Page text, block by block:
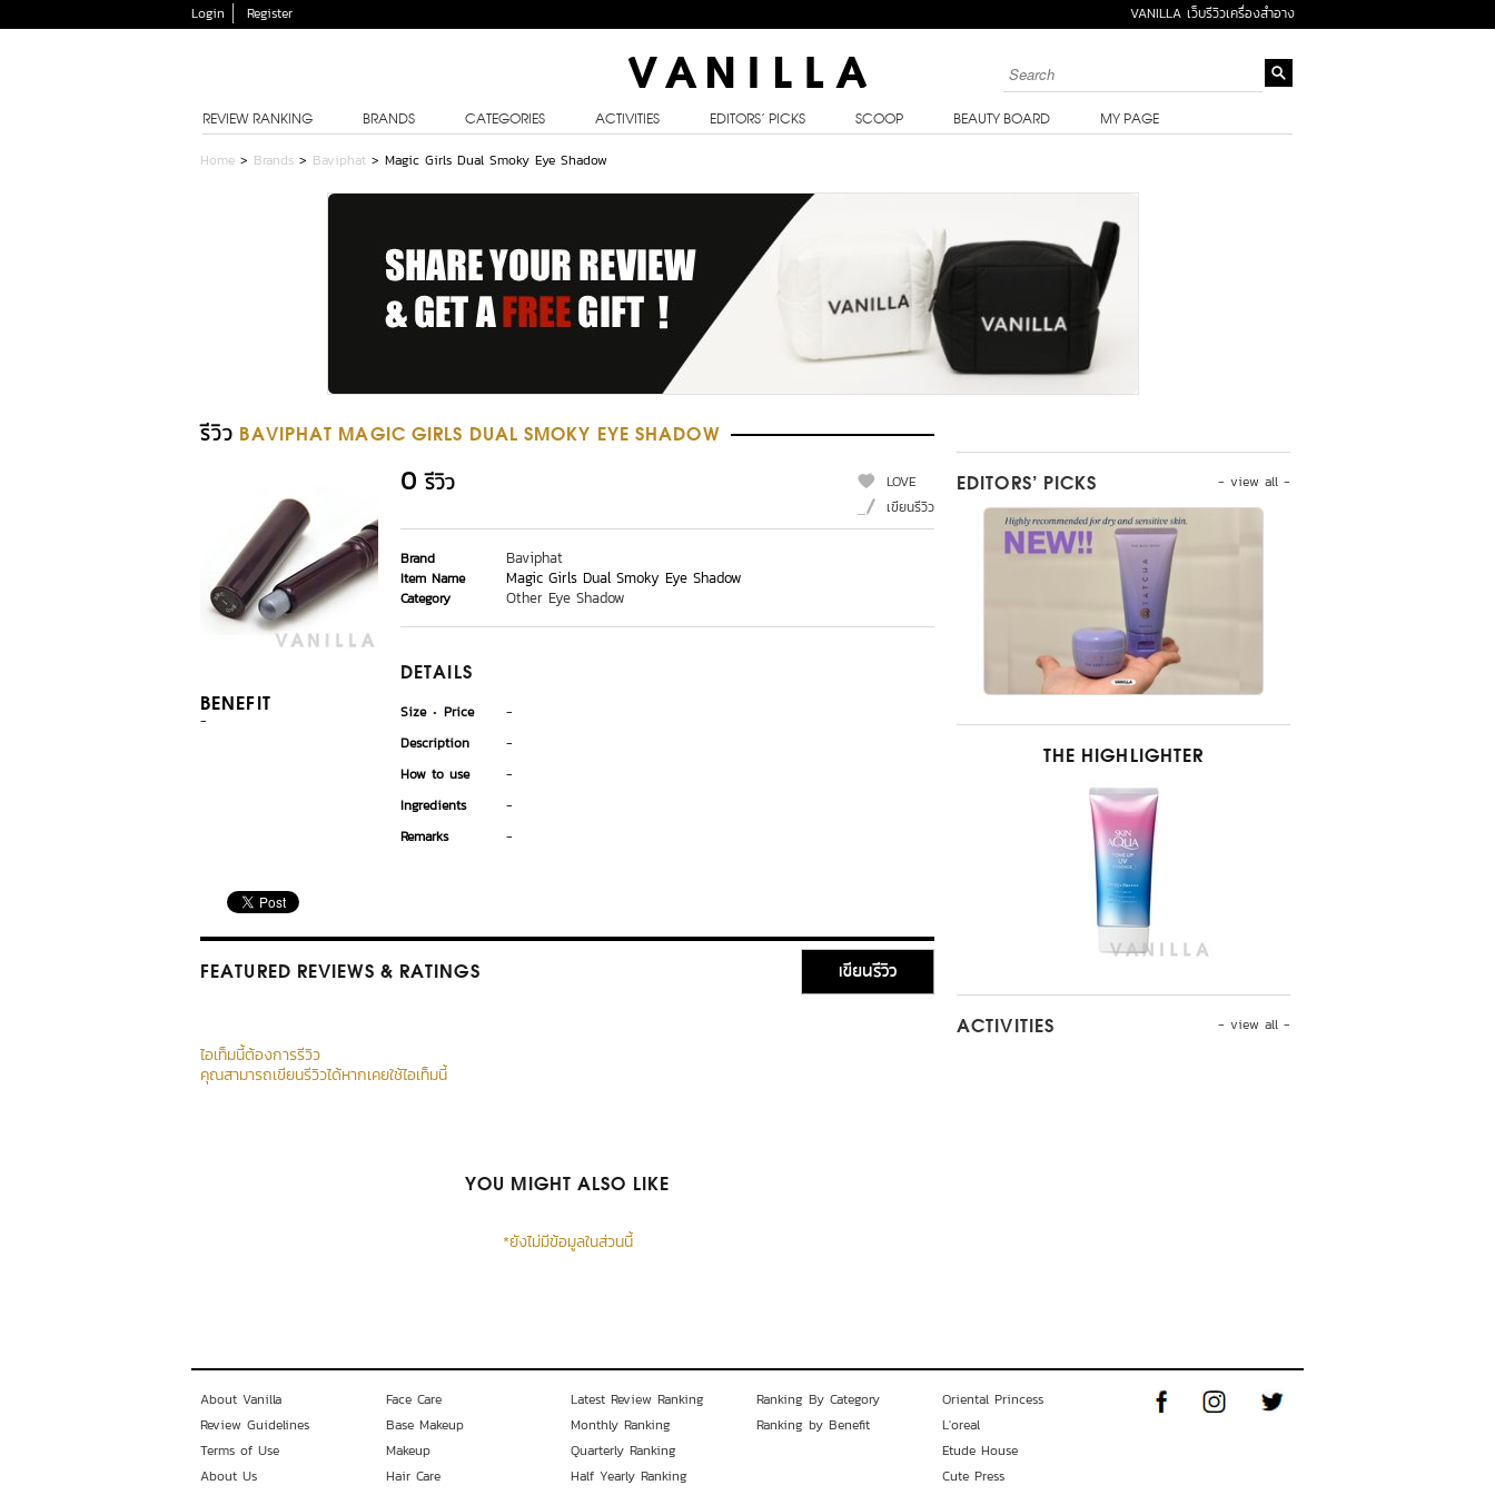
Login Register VANILLA เว็บรีวิวเครื่องสำอาง
REVIEW RANKING BRANDS CATEGORIES ACTIVITIES EDITORS’ PICKS SCOOP BEAUTY BOARD MY PAGE
Home > Brands > Baviphat > Magic Girls Dual Smoky Eye Shadow
รีวิว BAVIPHAT MAGIC GIRLS DUAL SMOKY EYE SHADOW
BENEFIT
-
0 รีวิว
LOVE
เขียนรีวิว
Brand Baviphat
Item Name Magic Girls Dual Smoky Eye Shadow
Category Other Eye Shadow
DETAILS
Size Price
-
Description
-
How to use
-
Ingredients
-
Remarks
-
FEATURED REVIEWS & RATINGS เขียนรีวิว
ไอเท็มนี้ต้องการรีวิว
คุณสามารถเขียนรีวิวได้หากเคยใช้ไอเท็มนี้
YOU MIGHT ALSO LIKE
*ยังไม่มีข้อมูลในส่วนนี้
- view all -
EDITORS’ PICKS
THE HIGHLIGHTER
- view all -
ACTIVITIES
About Vanilla
Review Guidelines
Terms of Use
About Us
Face Care
Base Makeup
Makeup
Hair Care
Latest Review Ranking
Monthly Ranking
Quarterly Ranking
Half Yearly Ranking
Ranking By Category
Ranking by Benefit
Oriental Princess
L'oreal
Etude House
Cute Press